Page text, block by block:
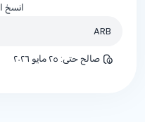
انسخ
ARB
صالح حتى: ٢٥ مايو ٢٠٢٦